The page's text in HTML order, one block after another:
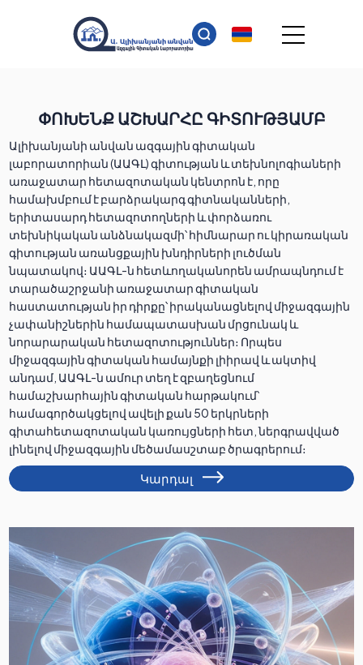
ՓՈԽԵՆՔ ԱՇԽԱՐՀԸ ԳԻՏՈՒԹՅԱՄԲ
Ալիխանյանի անվան ազգային գիտական
լաբորատորիան (ԱԱԳԼ) գիտության և տեխնոլոգիաների
առաջատար հետազոտական կենտրոն է, որը
համախմբում է բարձրակարգ գիտնականների,
երիտասարդ հետազոտողների և փորձառու
տեխնիկական անձնակազմի՝ հիմնարար ու կիրառական
գիտության առանցքային խնդիրների լուծման
նպատակով։ ԱԱԳԼ-ն հետևողականորեն ամրապնդում է
տարածաշրջանի առաջատար գիտական
հաստատության իր դիրքը՝ իրականացնելով միջազգային
չափանիշներին համապատասխան մրցունակ և
նորարարական հետազոտություններ։ Որպես
միջազգային գիտական համայնքի լիիրավ և ակտիվ
անդամ, ԱԱԳԼ-ն ամուր տեղ է զբաղեցնում
համաշխարհային գիտական հարթակում՝
համագործակցելով ավելի քան 50 երկրների
գիտահետազոտական կառույցների հետ, ներգրավված
լինելով միջազգային մեծամասշտաբ ծրագրերում։
Կարդալ